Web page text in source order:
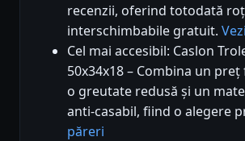
recenzii, oferind totodată
interschimbabile gratuit.
Cel mai accesibil: Caslon
50x34x18 – Combina un
o greutate redusă și un
anti-casabil, fiind o alegere
păreri